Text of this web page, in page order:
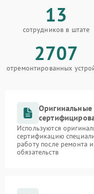
13
сотрудников в штате
2707
отремонтированных
Оригинальные
Используются
сертификацию
работу после ремонта
обязательств